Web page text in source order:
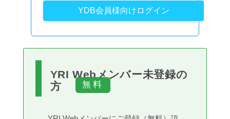
YDB会員様向けログイン
YRI Webメンバー未登録の
方